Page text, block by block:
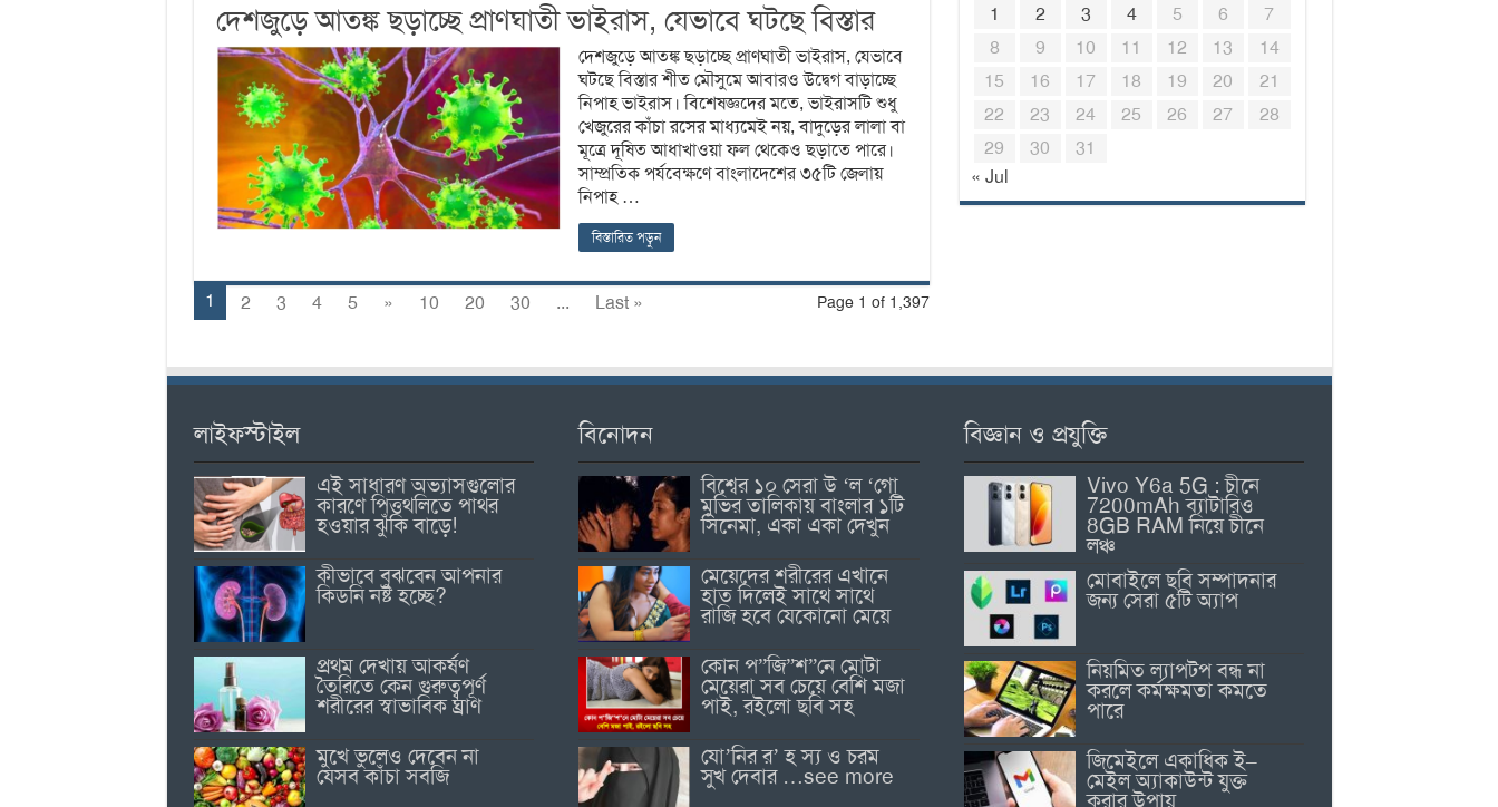
দেশজুড়ে আতঙ্ক ছড়াচ্ছে প্রাণঘাতী ভাইরাস, যেভাবে ঘটছে বিস্তার
দেশজুড়ে আতঙ্ক ছড়াচ্ছে প্রাণঘাতী ভাইরাস, যেভাবে
ঘটছে বিস্তার শীত মৌসুমে আবারও উদ্বেগ বাড়াচ্ছে
নিপাহ ভাইরাস। বিশেষজ্ঞদের মতে, ভাইরাসটি শুধু
খেজুরের কাঁচা রসের মাধ্যমেই নয়, বাদুড়ের লালা বা
মূত্রে দূষিত আধাখাওয়া ফল থেকেও ছড়াতে পারে।
সাম্প্রতিক পর্যবেক্ষণে বাংলাদেশের ৩৫টি জেলায়
নিপাহ …
বিস্তারিত পড়ুন
Page 1 of 1,397
1 2 3 4 5 » 10 20 30 ... Last »
1
2 3 4 5 6
7
8
9 10 11 12 13
14
15
16 17 18 19 20
21
22
23 24 25 26 27
28
29
30
31
« Jul
লাইফস্টাইল
এই সাধারণ অভ্যাসগুলোর
কারণে পিত্তথলিতে পাথর
হওয়ার ঝুঁকি বাড়ে!
কীভাবে বুঝবেন আপনার
কিডনি নষ্ট হচ্ছে?
প্রথম দেখায় আকর্ষণ
তৈরিতে কেন গুরুত্বপূর্ণ
শরীরের স্বাভাবিক ঘ্রাণ
মুখে ভুলেও দেবেন না
যেসব কাঁচা সবজি
বিনোদন
বিশ্বের ১০ সেরা উ ‘ল ‘গো
মুভির তালিকায় বাংলার ১টি
সিনেমা, একা একা দেখুন
মেয়েদের শরীরের এখানে
হাত দিলেই সাথে সাথে
রাজি হবে যেকোনো মেয়ে
কোন প”জি”শ”নে মোটা
মেয়েরা সব চেয়ে বেশি মজা
পাই, রইলো ছবি সহ
যো’নির র’ হ স্য ও চরম
সুখ দেবার …see more
বিজ্ঞান ও প্রযুক্তি
Vivo Y6a 5G : চীনে
7200mAh ব্যাটারিও
8GB RAM নিয়ে চীনে
লঞ্চ
মোবাইলে ছবি সম্পাদনার
জন্য সেরা ৫টি অ্যাপ
নিয়মিত ল্যাপটপ বন্ধ না
করলে কর্মক্ষমতা কমতে
পারে
জিমেইলে একাধিক ই–
মেইল অ্যাকাউন্ট যুক্ত
করার উপায়